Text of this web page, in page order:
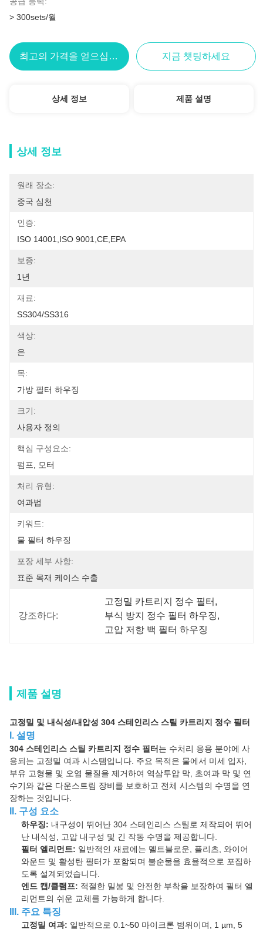
> 300sets/월
최고의 가격을 얻으십시오 지금 챗팅하세요
상세 정보 제품 설명
상세 정보
원래 장소:
중국 심천
인증:
ISO 14001,ISO 9001,CE,EPA
보증:
1년
재료:
SS304/SS316
색상:
은
목:
가방 필터 하우징
크기:
사용자 정의
핵심 구성요소:
펌프, 모터
처리 유형:
여과법
키워드:
물 필터 하우징
포장 세부 사항:
표준 목재 케이스 수출
강조하다:
고정밀 카트리지 정수 필터 ,
부식 방지 정수 필터 하우징,
고압 저항 백 필터 하우징
제품 설명
고정밀 및 내식성/내압성 304 스테인리스 스틸 카트리지 정수 필터
I. 설명
304 스테인리스 스틸 카트리지 정수 필터 는 수처리 응용 분야에 사
용되는 고정밀 여과 시스템입니다. 주요 목적은 물에서 미세 입자,
부유 고형물 및 오염 물질을 제거하여 역삼투압 막, 초여과 막 및 연
수기와 같은 다운스트림 장비를 보호하고 전체 시스템의 수명을 연
장하는 것입니다.
II. 구성 요소
하우징: 내구성이 뛰어난 304 스테인리스 스틸로 제작되어 뛰어
난 내식성, 고압 내구성 및 긴 작동 수명을 제공합니다.
필터 엘리먼트: 일반적인 재료에는 멜트블로운, 플리츠, 와이어
와운드 및 활성탄 필터가 포함되며 불순물을 효율적으로 포집하
도록 설계되었습니다.
엔드 캡/클램프: 적절한 밀봉 및 안전한 부착을 보장하여 필터 엘
리먼트의 쉬운 교체를 가능하게 합니다.
III. 주요 특징
고정밀 여과: 일반적으로 0.1~50 마이크론 범위이며, 1 µm, 5